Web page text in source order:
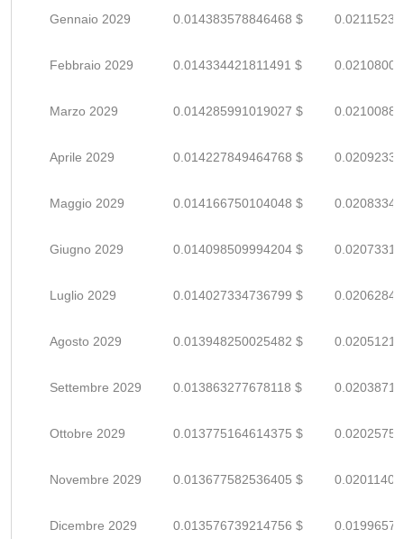
Gennaio 2029 0.014383578846468 $
Febbraio 2029 0.014334421811491 $
Marzo 2029 0.014285991019027 $
Aprile 2029 0.014227849464768 $
Maggio 2029 0.014166750104048 $
Giugno 2029 0.014098509994204 $
Luglio 2029 0.014027334736799 $
Agosto 2029 0.013948250025482 $
Settembre 2029 0.013863277678118 $
Ottobre 2029 0.013775164614375 $
Novembre 2029 0.013677582536405 $
Dicembre 2029 0.013576739214756 $